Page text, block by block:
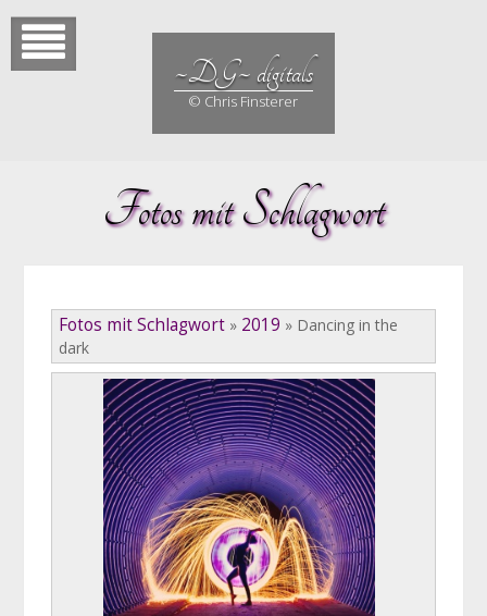
Skip
content
~DG~ digitals
© Chris Finsterer
Fotos mit Schlagwort
Fotos mit Schlagwort» 2019 » Dancing in the
dark